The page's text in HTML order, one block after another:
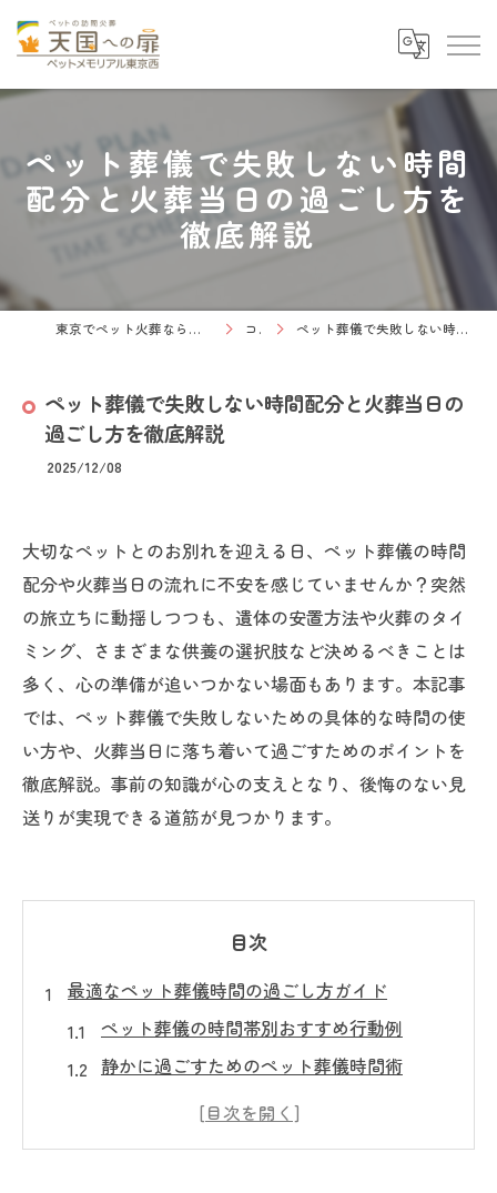
ペット葬儀で失敗しない時間
配分と火葬当日の過ごし方を
徹底解説
東京でペット火葬なら天国への扉 ペットメモリアル東京西 コラム ペット葬儀で失敗しない時間配分と火葬当日の過ごし方を徹底解説
ペット葬儀で失敗しない時間配分と火葬当日の
過ごし方を徹底解説
2025/12/08
大切なペットとのお別れを迎える日、ペット葬儀の時間
配分や火葬当日の流れに不安を感じていませんか？突然
の旅立ちに動揺しつつも、遺体の安置方法や火葬のタイ
ミング、さまざまな供養の選択肢など決めるべきことは
多く、心の準備が追いつかない場面もあります。本記事
では、ペット葬儀で失敗しないための具体的な時間の使
い方や、火葬当日に落ち着いて過ごすためのポイントを
徹底解説。事前の知識が心の支えとなり、後悔のない見
送りが実現できる道筋が見つかります。
目次
最適なペット葬儀時間の過ごし方ガイド
ペット葬儀の時間帯別おすすめ行動例
静かに過ごすためのペット葬儀時間術
心の準備を整えるペット葬儀の流れ